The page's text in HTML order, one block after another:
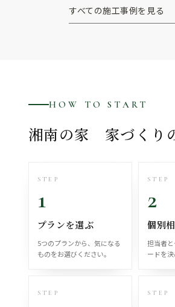
すべての施工事例を見る
HOW TO START
湘南の家 家づくり
STEP
1
プランを選ぶ
5つのプランから、気になる
ものをお選びください。
STEP
2
個別
担当者
ードを決
STEP STEP